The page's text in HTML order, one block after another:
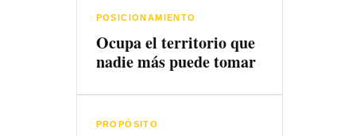
POSICIONAMIENTO
Ocupa el territorio que
nadie más puede tomar
PROPÓSITO